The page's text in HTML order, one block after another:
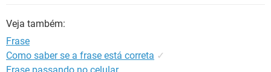
INSTAGRAM
GUIA DE COMPRAS
Veja também:
Frase
Como saber se a frase está correta ✓